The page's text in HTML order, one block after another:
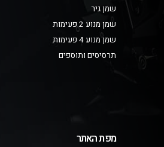
שמן גיר
שמן מנוע 2 פעימות
שמן מנוע 4 פעימות
תרסיסים ותוספים
מפת האתר